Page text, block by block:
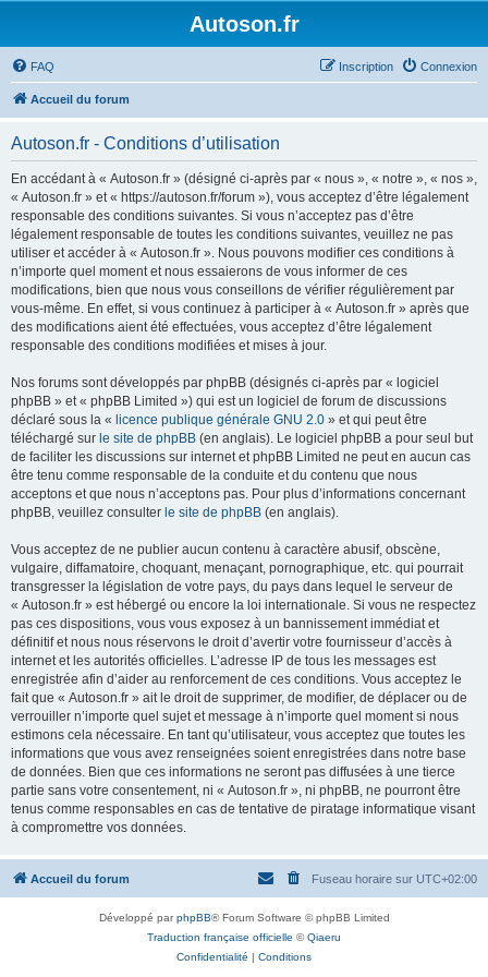
Autoson.fr
FAQ Connexion
Inscription
Accueil du forum
Autoson.fr - Conditions d’utilisation
En accédant à « Autoson.fr » (désigné ci-après par « nous », « notre », « nos »,
« Autoson.fr » et « https://autoson.fr/forum »), vous acceptez d’être légalement
responsable des conditions suivantes. Si vous n’acceptez pas d’être
légalement responsable de toutes les conditions suivantes, veuillez ne pas
utiliser et accéder à « Autoson.fr ». Nous pouvons modifier ces conditions à
n’importe quel moment et nous essaierons de vous informer de ces
modifications, bien que nous vous conseillons de vérifier régulièrement par
vous-même. En effet, si vous continuez à participer à « Autoson.fr » après que
des modifications aient été effectuées, vous acceptez d’être légalement
responsable des conditions modifiées et mises à jour.
Nos forums sont développés par phpBB (désignés ci-après par « logiciel
phpBB » et « phpBB Limited ») qui est un logiciel de forum de discussions
déclaré sous la « licence publique générale GNU 2.0 » et qui peut être
téléchargé sur le site de phpBB (en anglais). Le logiciel phpBB a pour seul but
de faciliter les discussions sur internet et phpBB Limited ne peut en aucun cas
être tenu comme responsable de la conduite et du contenu que nous
acceptons et que nous n’acceptons pas. Pour plus d’informations concernant
phpBB, veuillez consulter le site de phpBB (en anglais).
Vous acceptez de ne publier aucun contenu à caractère abusif, obscène,
vulgaire, diffamatoire, choquant, menaçant, pornographique, etc. qui pourrait
transgresser la législation de votre pays, du pays dans lequel le serveur de
« Autoson.fr » est hébergé ou encore la loi internationale. Si vous ne respectez
pas ces dispositions, vous vous exposez à un bannissement immédiat et
définitif et nous nous réservons le droit d’avertir votre fournisseur d’accès à
internet et les autorités officielles. L’adresse IP de tous les messages est
enregistrée afin d’aider au renforcement de ces conditions. Vous acceptez le
fait que « Autoson.fr » ait le droit de supprimer, de modifier, de déplacer ou de
verrouiller n’importe quel sujet et message à n’importe quel moment si nous
estimons cela nécessaire. En tant qu’utilisateur, vous acceptez que toutes les
informations que vous avez renseignées soient enregistrées dans notre base
de données. Bien que ces informations ne seront pas diffusées à une tierce
partie sans votre consentement, ni « Autoson.fr », ni phpBB, ne pourront être
tenus comme responsables en cas de tentative de piratage informatique visant
à compromettre vos données.
Accueil du forum Fuseau horaire sur UTC+02:00
Développé parphpBB® Forum Software © phpBB Limited
Traduction française officielle ©Qiaeru
Confidentialité | Conditions